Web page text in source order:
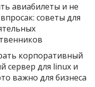
авиабилеты и не
советы для
корпоративный
сервер для linux и
важно для бизнеса